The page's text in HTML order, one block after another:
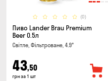
(0)
Пиво Lander Brau Premium
Beer 0.5л
Світле, Фільтроване, 4.9°
43,50
грн за 1 шт